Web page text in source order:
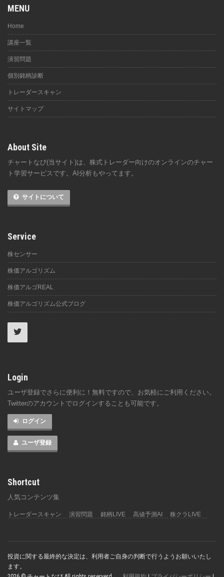
MENU
Home
講座一覧
演習問題
個別銘柄診断
トレーダースキャン
サイトマップ
About Site
チャートなび(当サイト)は、株式トレーダー向けのオンラインのチャー
ト学習サービスです。AI分析もやってます。
サイトについて
Service
株センサー
株価アルゴリズム
株価アルゴREAL
株価アルゴリズム公式ブログ
Login
ユーザ登録でさらに便利に！無料ですので、お気軽にご利用ください。
Twitterのアカウントでログインすることも可能です。
ログイン
ユーザ登録
Shortcut
人気コンテンツ集
トレーダースキャン 演習問題 銘柄LIVE 高値予測AI 株クラLIVE
投資に関する最終的な決定は、利用者ご自身の判断で行うようお願いいたし
ます。